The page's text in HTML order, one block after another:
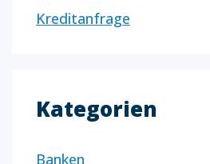
Kreditanfrage
Kategorien
Banken